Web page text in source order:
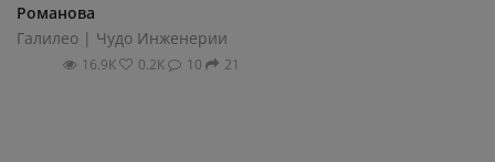
Романова
Галилео | Чудо Инженерии
16.9К 0.2К 10 21